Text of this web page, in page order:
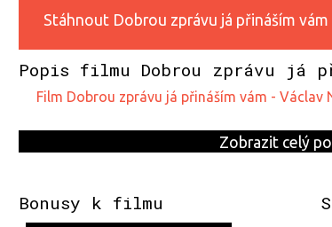
Stáhnout Dobrou zprávu já přináším
Popis filmu Dobrou zprávu já
film Dobrou zprávu já přináším vám - Václav
Zobrazit celý
Bonusy k filmu